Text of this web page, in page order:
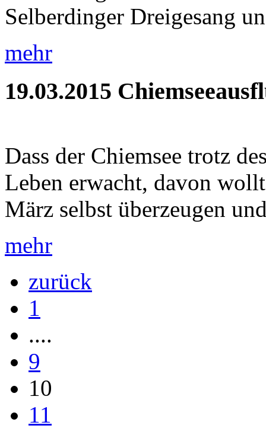
Selberdinger Dreigesang
mehr
19.03.2015
Dass der Chiemsee trotz
Leben erwacht, davon
März selbst überzeugen
mehr
zurück
1
....
9
10
11